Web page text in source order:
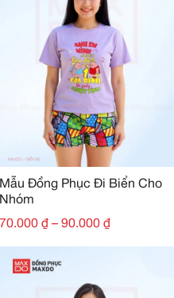
Mẫu Đồng Phục Đi Biển Cho
Nhóm
70.000 ₫ – 90.000 ₫